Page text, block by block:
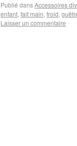
Publié dansAccessoires
enfant, fait main, froid,
Laisser un commentaire